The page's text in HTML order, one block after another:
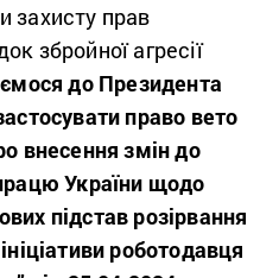
захисту прав
збройної агресії
до Президента
право вето
внесення змін до
України щодо
підстав розірвання
роботодавця